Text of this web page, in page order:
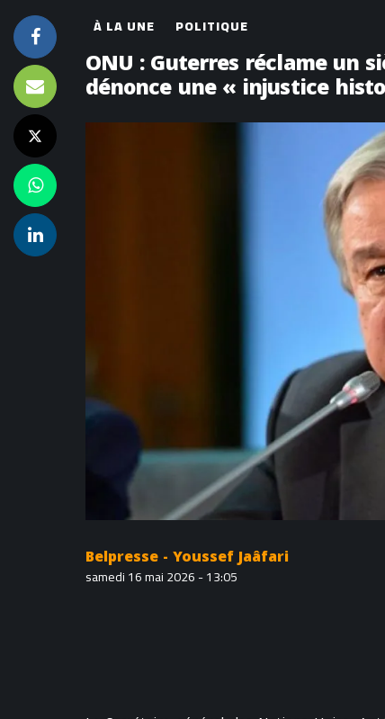
À LA UNE POLITIQUE
ONU : Guterres réclame un
dénonce une « injustice
Belpresse - Youssef Jaâfari
samedi 16 mai 2026 - 13:05